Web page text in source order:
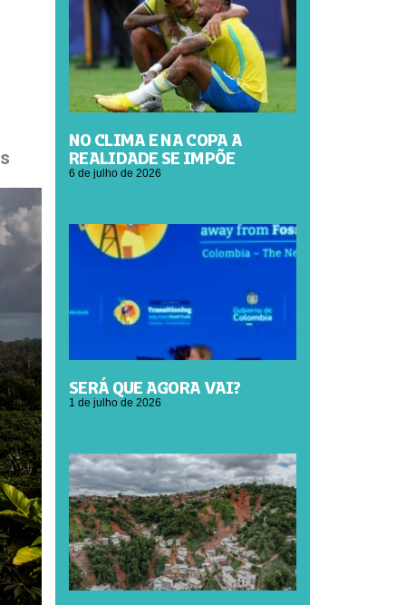
NO CLIMA E NA COPA A
REALIDADE SE IMPÕE
6 de julho de 2026
SERÁ QUE AGORA VAI?
1 de julho de 2026